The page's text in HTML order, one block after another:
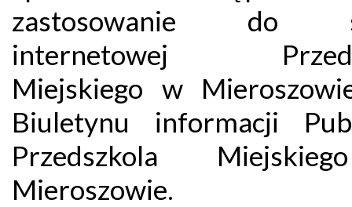
zastosowanie do
internetowej
Miejskiego w
Biuletynu informacji
Przedszkola
Mieroszowie.